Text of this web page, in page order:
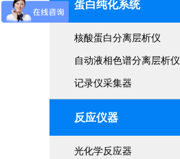
蛋白纯化系统
核酸蛋白分离层析仪
自动液相色谱分离层析仪
记录仪采集器
反应仪器
光化学反应器